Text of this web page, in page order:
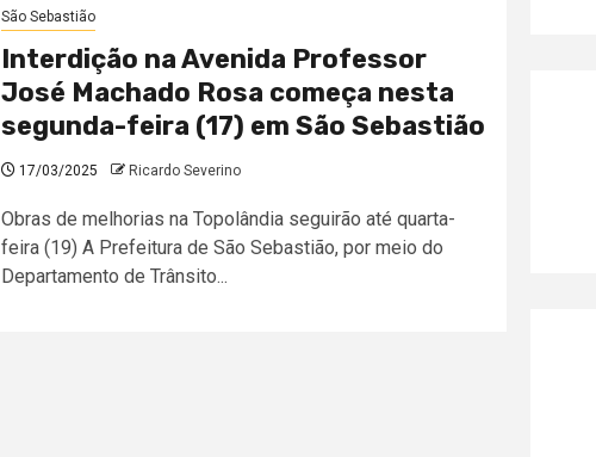
São Sebastião
Interdição na Avenida Professor
José Machado Rosa começa nesta
segunda-feira (17) em São Sebastião
17/03/2025 Ricardo Severino
Obras de melhorias na Topolândia seguirão até quarta-
feira (19) A Prefeitura de São Sebastião, por meio do
Departamento de Trânsito...